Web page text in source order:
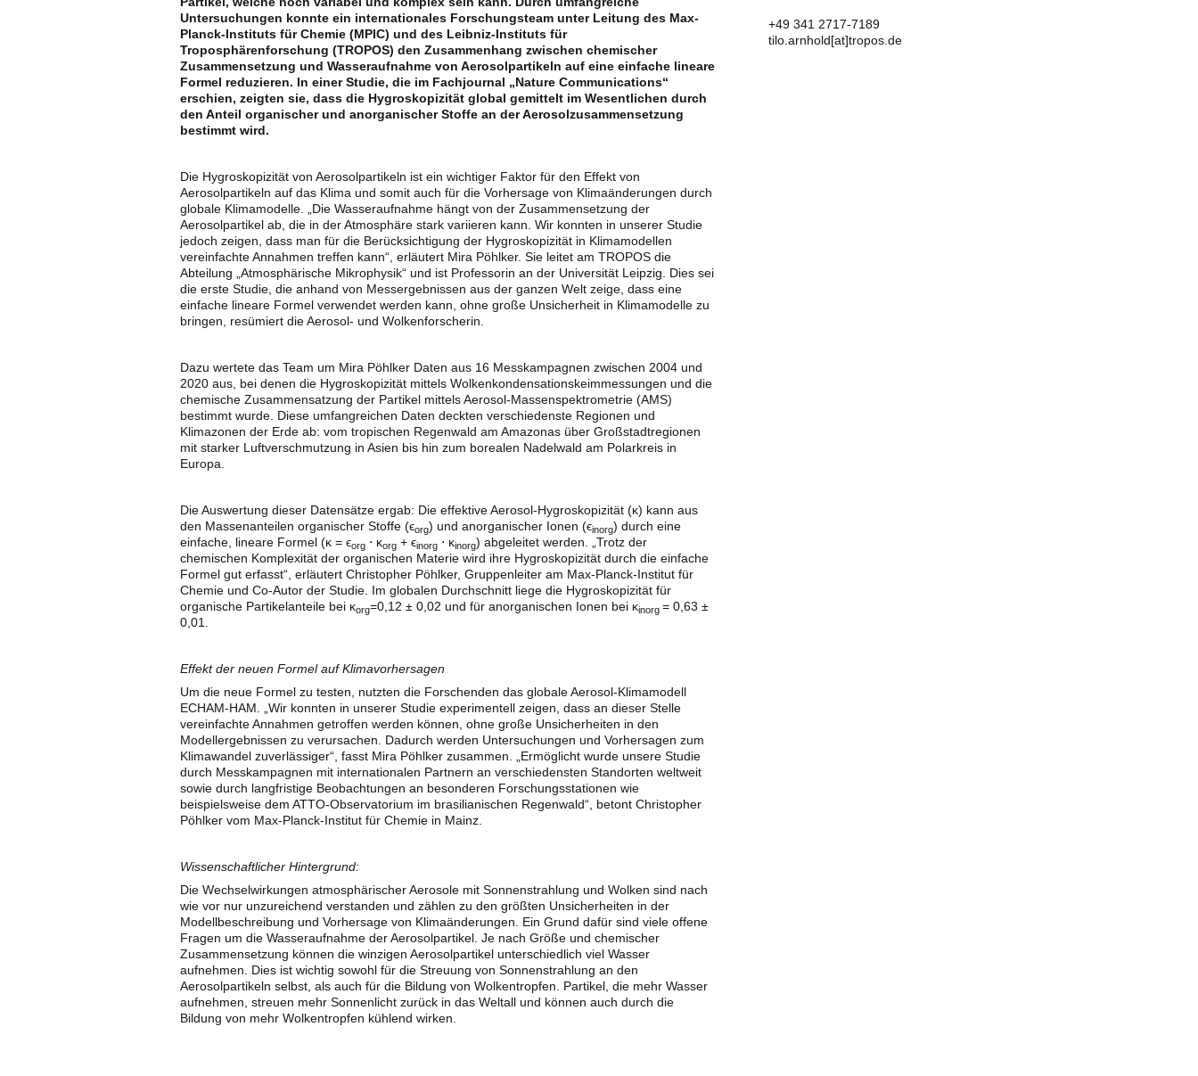
Untersuchungen konnte ein internationales Forschungsteam unter Leitung des Max-
Planck-Instituts für Chemie (MPIC) und des Leibniz-Instituts für
Troposphärenforschung (TROPOS) den Zusammenhang zwischen chemischer
Zusammensetzung und Wasseraufnahme von Aerosolpartikeln auf eine einfache lineare
Formel reduzieren. In einer Studie, die im Fachjournal „Nature Communications“
erschien, zeigten sie, dass die Hygroskopizität global gemittelt im Wesentlichen durch
den Anteil organischer und anorganischer Stoffe an der Aerosolzusammensetzung
bestimmt wird.
Die Hygroskopizität von Aerosolpartikeln ist ein wichtiger Faktor für den Effekt von
Aerosolpartikeln auf das Klima und somit auch für die Vorhersage von Klimaänderungen durch
globale Klimamodelle.
„Die Wasseraufnahme hängt von der Zusammensetzung der
Aerosolpartikel ab, die in der Atmosphäre stark variieren kann. Wir konnten in unserer Studie
jedoch zeigen, dass man für die Berücksichtigung der Hygroskopizität in Klimamodellen
vereinfachte Annahmen treffen kann“, erläutert Mira Pöhlker. Sie leitet am TROPOS die
Abteilung „Atmosphärische Mikrophysik“ und ist Professorin an der Universität Leipzig. Dies sei
die erste Studie, die anhand von Messergebnissen aus der ganzen Welt zeige, dass eine
einfache lineare Formel verwendet werden kann, ohne große Unsicherheit in Klimamodelle zu
bringen, resümiert die Aerosol- und Wolkenforscherin.
Dazu wertete das Team um Mira Pöhlker Daten aus 16 Messkampagnen zwischen 2004 und
2020 aus, bei denen die Hygroskopizität mittels Wolkenkondensationskeimmessungen und die
chemische Zusammensatzung der Partikel mittels Aerosol-Massenspektrometrie (AMS)
bestimmt wurde. Diese umfangreichen Daten deckten verschiedenste Regionen und
Klimazonen der Erde ab: vom tropischen Regenwald am Amazonas über Großstadtregionen
mit starker Luftverschmutzung in Asien bis hin zum borealen Nadelwald am Polarkreis in
Europa.
Die Auswertung dieser Datensätze ergab: Die effektive Aerosol-Hygroskopizität (κ) kann aus
den Massenanteilen organischer Stoffe (ϵorg) und anorganischer Ionen (ϵinorg) durch eine
einfache, lineare Formel (κ = ϵorg ⋅ κorg + ϵinorg ⋅ κinorg) abgeleitet werden. „Trotz der
chemischen Komplexität der organischen Materie wird ihre Hygroskopizität durch die einfache
Formel gut erfasst“, erläutert Christopher Pöhlker, Gruppenleiter am Max-Planck-Institut für
Chemie und Co-Autor der Studie. Im globalen Durchschnitt liege die Hygroskopizität für
organische Partikelanteile bei κorg=0,12 ± 0,02 und für anorganischen Ionen bei κinorg = 0,63 ±
0,01.
Effekt der neuen Formel auf Klimavorhersagen
Um die neue Formel zu testen, nutzten die Forschenden das globale Aerosol-Klimamodell
ECHAM-HAM. „Wir konnten in unserer Studie experimentell zeigen, dass an dieser Stelle
vereinfachte Annahmen getroffen werden können, ohne große Unsicherheiten in den
Modellergebnissen zu verursachen. Dadurch werden Untersuchungen und Vorhersagen zum
Klimawandel zuverlässiger“, fasst Mira Pöhlker zusammen. „Ermöglicht wurde unsere Studie
durch Messkampagnen mit internationalen Partnern an verschiedensten Standorten weltweit
sowie durch langfristige Beobachtungen an besonderen Forschungsstationen wie
beispielsweise dem ATTO-Observatorium im brasilianischen Regenwald“, betont Christopher
Pöhlker vom Max-Planck-Institut für Chemie in Mainz.
Wissenschaftlicher Hintergrund:
Die Wechselwirkungen atmosphärischer Aerosole mit Sonnenstrahlung und Wolken sind nach
wie vor nur unzureichend verstanden und zählen zu den größten Unsicherheiten in der
Modellbeschreibung und Vorhersage von Klimaänderungen. Ein Grund dafür sind viele offene
Fragen um die Wasseraufnahme der Aerosolpartikel. Je nach Größe und chemischer
Zusammensetzung können die winzigen Aerosolpartikel unterschiedlich viel Wasser
aufnehmen. Dies ist wichtig sowohl für die Streuung von Sonnenstrahlung an den
Aerosolpartikeln selbst, als auch für die Bildung von Wolkentropfen. Partikel, die mehr Wasser
aufnehmen, streuen mehr Sonnenlicht zurück in das Weltall und können auch durch die
Bildung von mehr Wolkentropfen kühlend wirken.
+49 341 2717-7189
tilo.arnhold[at]tropos.de